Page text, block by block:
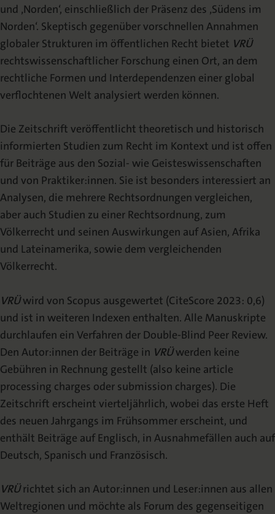
Publikationsethik
Open Access Policy
Begutachtungprozess
Urheberrecht
Mediadaten
und ‚Norden‘, einschließlich der Präsenz des ‚Südens im
Norden‘. Skeptisch gegenüber vorschnellen Annahmen
globaler Strukturen im öffentlichen Recht bietet VRÜ
rechtswissenschaftlicher Forschung einen Ort, an dem
rechtliche Formen und Interdependenzen einer global
verflochtenen Welt analysiert werden können.
Die Zeitschrift veröffentlicht theoretisch und historisch
informierten Studien zum Recht im Kontext und ist offen
für Beiträge aus den Sozial- wie Geisteswissenschaften
und von Praktiker:innen. Sie ist besonders interessiert an
Analysen, die mehrere Rechtsordnungen vergleichen,
aber auch Studien zu einer Rechtsordnung, zum
Völkerrecht und seinen Auswirkungen auf Asien, Afrika
und Lateinamerika, sowie dem vergleichenden
Völkerrecht.
VRÜwird von Scopus ausgewertet (CiteScore 2023: 0,6)
und ist in weiteren Indexen enthalten. Alle Manuskripte
durchlaufen ein Verfahren der Double-Blind Peer Review.
Den Autor:innen der Beiträge in VRÜwerden keine
Gebühren in Rechnung gestellt (also keine article
processing charges oder submission charges). Die
Zeitschrift erscheint vierteljährlich, wobei das erste Heft
des neuen Jahrgangs im Frühsommer erscheint, und
enthält Beiträge auf Englisch, in Ausnahmefällen auch auf
Deutsch, Spanisch und Französisch.
VRÜrichtet sich an Autor:innen und Leser:innen aus allen
Weltregionen und möchte als Forum des gegenseitigen